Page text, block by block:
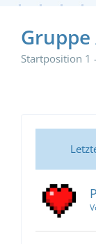
Gruppe
Startposition 1